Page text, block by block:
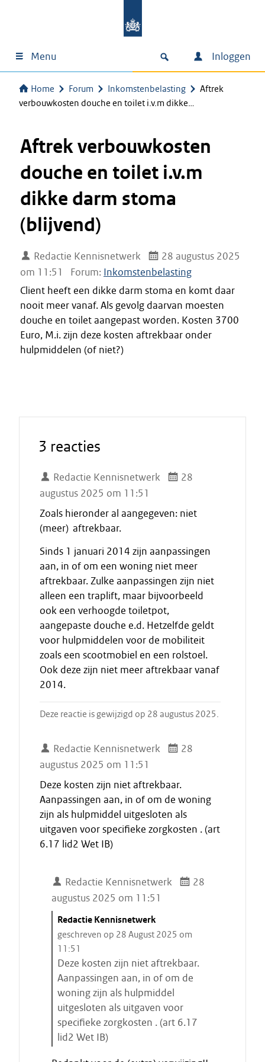
Menu Inloggen
Home Forum Inkomstenbelasting
Aftrek
verbouwkosten douche en toilet i.v.m dikke…
Aftrek verbouwkosten
douche en toilet i.v.m
dikke darm stoma
(blijvend)
Redactie Kennisnetwerk
28 augustus 2025
om 11:51
Forum: Inkomstenbelasting
Client heeft een dikke darm stoma en komt daar
nooit meer vanaf. Als gevolg daarvan moesten
douche en toilet aangepast worden. Kosten 3700
Euro, M.i. zijn deze kosten aftrekbaar onder
hulpmiddelen (of niet?)
3 reacties
Redactie Kennisnetwerk
28
augustus 2025 om 11:51
Zoals hieronder al aangegeven: niet
(meer) aftrekbaar.
Sinds 1 januari 2014 zijn aanpassingen
aan, in of om een woning niet meer
aftrekbaar. Zulke aanpassingen zijn niet
alleen een traplift, maar bijvoorbeeld
ook een verhoogde toiletpot,
aangepaste douche e.d. Hetzelfde geldt
voor hulpmiddelen voor de mobiliteit
zoals een scootmobiel en een rolstoel.
Ook deze zijn niet meer aftrekbaar vanaf
2014.
Deze reactie is gewijzigd op 28 augustus 2025.
Redactie Kennisnetwerk
28
augustus 2025 om 11:51
Deze kosten zijn niet aftrekbaar.
Aanpassingen aan, in of om de woning
zijn als hulpmiddel uitgesloten als
uitgaven voor specifieke zorgkosten . (art
6.17 lid2 Wet IB)
Redactie Kennisnetwerk
28
augustus 2025 om 11:51
C
i
t
a
a
t
s
t
a
Redactie Kennisnetwerk
geschreven op 28 August 2025 om
11:51
Deze kosten zijn niet aftrekbaar.
Aanpassingen aan, in of om de
woning zijn als hulpmiddel
uitgesloten als uitgaven voor
specifieke zorgkosten . (art 6.17
lid2 Wet IB)